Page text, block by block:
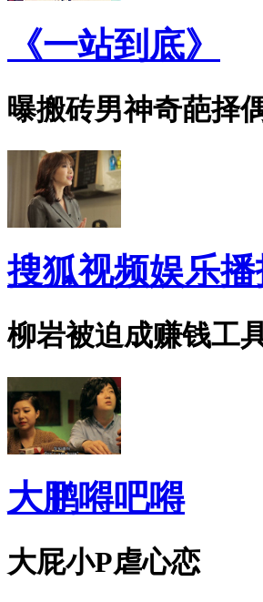
《一站到底》
曝搬砖男神奇葩择
搜狐视频娱乐播
柳岩被迫成赚钱工
大鹏嘚吧嘚
大屁小P虐心恋